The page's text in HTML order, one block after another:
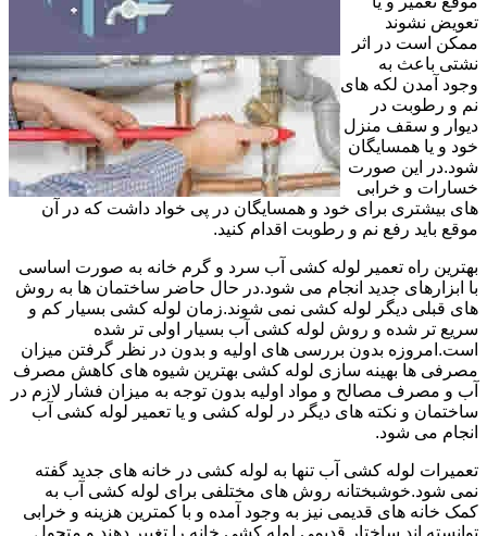
تعویض نشوند
ممکن است در اثر
نشتی باعث به
وجود آمدن لکه های
نم و رطوبت در
دیوار و سقف منزل
خود و یا همسایگان
شود.در این صورت
خسارات و خرابی
های بیشتری برای خود و همسایگان در پی خواد داشت که در آن
موقع باید رفع نم و رطوبت اقدام کنید.
بهترین راه تعمیر لوله کشی آب سرد و گرم خانه به صورت اساسی
با ابزارهای جدید انجام می شود.در حال حاضر ساختمان ها به روش
های قبلی دیگر لوله کشی نمی شوند.زمان لوله کشی بسیار کم و
سریع تر شده و روش لوله کشی آب بسیار اولی تر شده
است.امروزه بدون بررسی های اولیه و بدون در نظر گرفتن میزان
مصرفی ها بهینه سازی لوله کشی بهترین شیوه های کاهش مصرف
آب و مصرف مصالح و مواد اولیه بدون توجه به میزان فشار لازم در
ساختمان و نکته های دیگر در لوله کشی و یا تعمیر لوله کشی آب
انجام می شود.
تعمیرات لوله کشی آب تنها به لوله کشی در خانه های جدید گفته
نمی شود.خوشبختانه روش های مختلفی برای لوله کشی آب به
کمک خانه های قدیمی نیز به وجود آمده و با کمترین هزینه و خرابی